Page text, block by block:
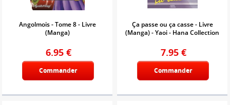
Angolmois - Tome 8 - Livre
(Manga)
6.95 €
Commander
Ça passe ou ça casse - Livre
(Manga) - Yaoi - Hana Collection
7.95 €
Commander